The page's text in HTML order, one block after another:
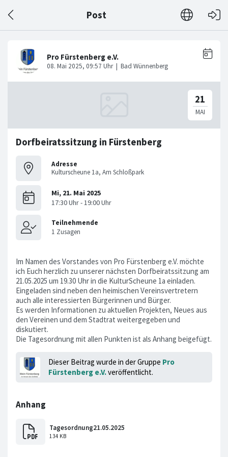
Post
Dorfbeiratssitzung in Fürstenberg
Adresse
Kulturscheune 1a, Am Schloßpark
Im Namen des Vorstandes von Pro Fürstenberg e.V. möchte
ich Euch herzlich zu unserer nächsten Dorfbeiratssitzung am
21.05.2025 um 19.30 Uhr in die KulturScheune 1a einladen.
Eingeladen sind neben den heimischen Vereinsvertretern
auch alle interessierten Bürgerinnen und Bürger.
Es werden Informationen zu aktuellen Projekten, Neues aus
den Vereinen und dem Stadtrat weitergegeben und
diskutiert.
Die Tagesordnung mit allen Punkten ist als Anhang beigefügt.
Dieser Beitrag wurde in der Gruppe Pro
Fürstenberg e.V.veröffentlicht.